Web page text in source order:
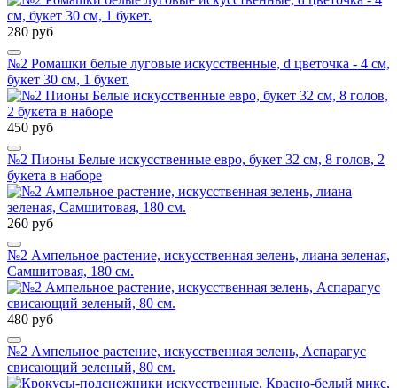
280 руб
№2 Ромашки белые луговые искусственные, d цветочка - 4 см,
букет 30 см, 1 букет.
450 руб
№2 Пионы Белые искусственные евро, букет 32 см, 8 голов, 2
букета в наборе
260 руб
№2 Ампельное растение, искусственная зелень, лиана зеленая,
Самшитовая, 180 см.
480 руб
№2 Ампельное растение, искусственная зелень, Аспарагус
свисающий зеленый, 80 см.